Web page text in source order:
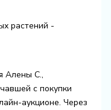
Алены С.,
с покупки
аукционе. Через